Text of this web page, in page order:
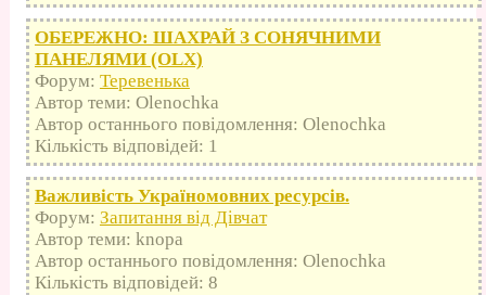
ОБЕРЕЖНО: ШАХРАЙ З СОНЯЧНИМИ
ПАНЕЛЯМИ (OLX)
Форум: Теревенька
Автор теми: Olenochka
Автор останнього повідомлення: Olenochka
Кількість відповідей: 1
Важливість Україномовних ресурсів.
Форум: Запитання від Дівчат
Автор теми: knopa
Автор останнього повідомлення: Olenochka
Кількість відповідей: 8